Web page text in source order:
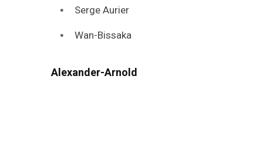
Serge Aurier
Wan-Bissaka
Alexander-Arnold